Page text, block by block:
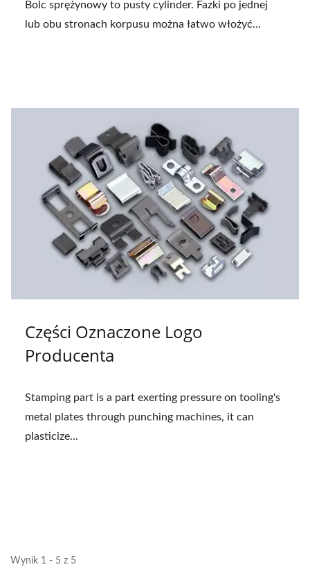
Bolc sprężynowy to pusty cylinder. Fazki po jednej
lub obu stronach korpusu można łatwo włożyć...
Części Oznaczone Logo
Producenta
Stamping part is a part exerting pressure on tooling's
metal plates through punching machines, it can
plasticize...
Wynik 1 - 5 z 5